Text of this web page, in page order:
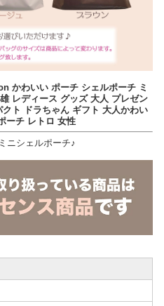
かわいい ポーチ シェルポーチ ミ
レディース グッズ 大人 プレゼン
ト ドラちゃん ギフト 大人かわい
ーチ レトロ 女性
ニシェルポーチ♪